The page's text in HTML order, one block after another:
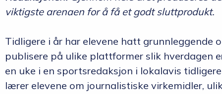
viktigste arenaen for å få et godt sluttprodukt.
Tidligere i år har elevene hatt
publisere på ulike plattformer slik hverdagen
en uke i en sportsredaksjon i lokalavis
lærer elevene om journalistiske virkemidler,